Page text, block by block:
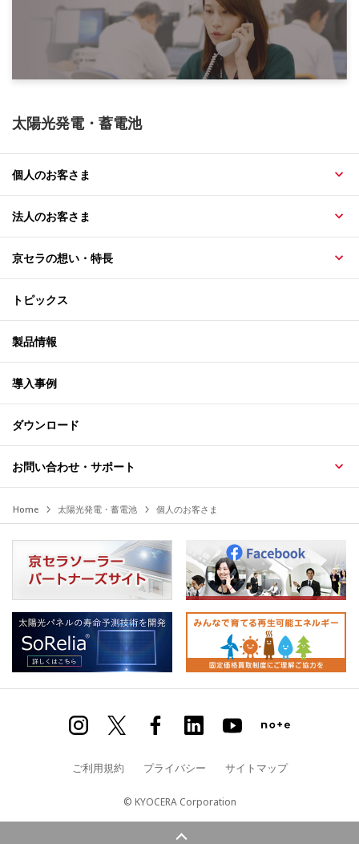
太陽光発電・蓄電池
個人のお客さま
法人のお客さま
京セラの想い・特長
トピックス
製品情報
導入事例
ダウンロード
お問い合わせ・サポート
Home 太陽光発電・蓄電池 個人のお客さま
ご利用規約 プライバシー サイトマップ
© KYOCERA Corporation